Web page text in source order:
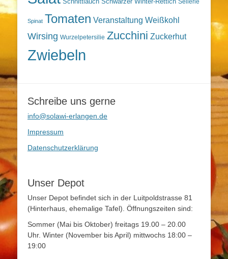
Sellerie
Spinat Tomaten Veranstaltung Weißkohl
Wirsing Wurzelpetersilie Zucchini Zuckerhut
Zwiebeln
Schreibe uns gerne
info@solawi-erlangen.de
Impressum
Datenschutzerklärung
Unser Depot
Unser Depot befindet sich in der Luitpoldstrasse 81
(Hinterhaus, ehemalige Tafel). Öffnungszeiten sind:
Sommer (Mai bis Oktober) freitags 19.00 – 20.00
Uhr. Winter (November bis April) mittwochs 18:00 –
19:00